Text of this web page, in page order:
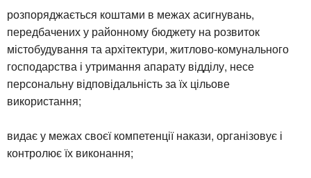
розпоряджається коштами в межах асигнувань,
передбачених у районному бюджету на розвиток
містобудування та архітектури, житлово-комунального
господарства і утримання апарату відділу, несе
персональну відповідальність за їх цільове
використання;
видає у межах своєї компетенції накази, організовує і
контролює їх виконання;